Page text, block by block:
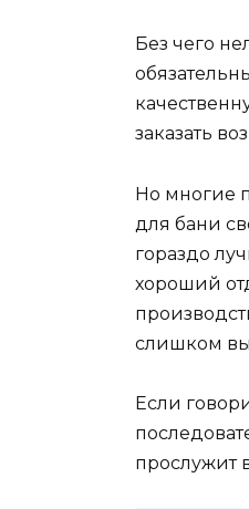
Без чего
заказать
Но многие
для бани
гораздо
хороший
слишком
Если
прослужит